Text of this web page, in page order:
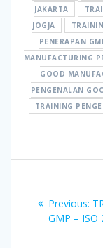
JAKARTA
JOGJA
PENERAPAN
MANUFACTURING
GOOD
PENGENALAN
TRAINING
Previous:
GMP – ISO